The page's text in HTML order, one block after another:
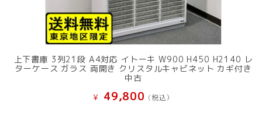
上下書庫 3列21段 A4対応 イトーキ W900 H450 H2140 レ
ターケース ガラス 両開き クリスタルキャビネット カギ付き
中古
¥ 49,800 (税込）